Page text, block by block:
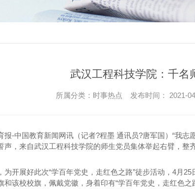
武汉工程科技学院：千名
所属分类：时事热点 发布时间： 2021-
报-中国教育新闻网讯（记者?程墨 通讯员?唐军国）“我
声，来自武汉工程科技学院的师生党员集体举起右臂，整
为开展好此次“学百年党史，走红色之路”徒步活动，4月
和该校校旗，佩戴党徽，身着印有“学百年党史，走红色